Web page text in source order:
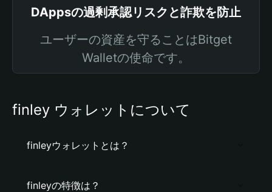
DAppsの過剰承認リスクと詐欺を防止
ユーザーの資産を守ることはBitget
Walletの使命です。
finley ウォレットについて
finleyウォレットとは？
finleyの特徴は？